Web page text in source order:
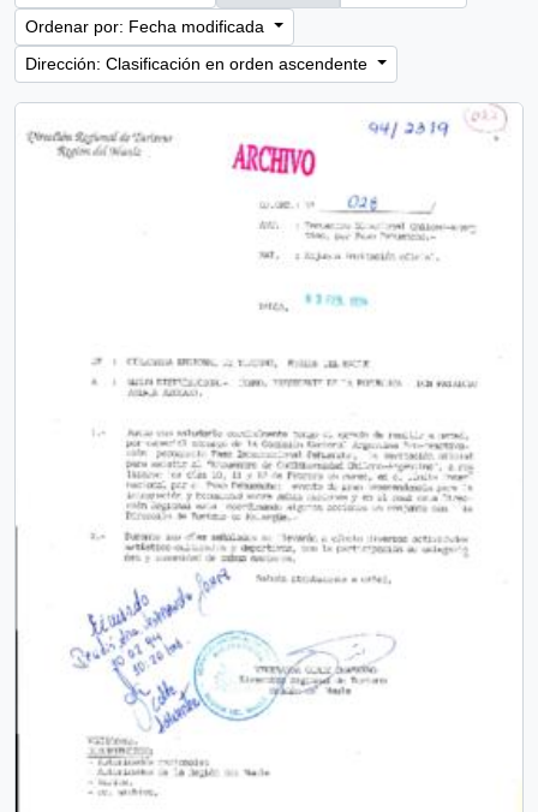
Ordenar por: Fecha modificada
Dirección: Clasificación en orden ascendente